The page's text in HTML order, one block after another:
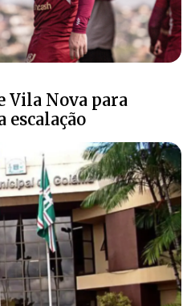
Vila Nova para
escalação